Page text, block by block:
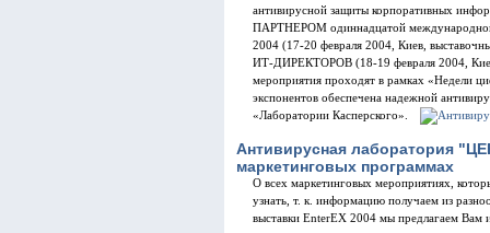
антивирусной защиты корпоративных
ПАРТНЕРОМ одиннадцатой
2004 (17-20 февраля 2004, Киев,
ИТ-ДИРЕКТОРОВ (18-19 февраля 2004,
мероприятия проходят в рамках «Недели
экспонентов обеспечена надежной
«Лаборатории Касперского».
Антивирусная лаборатория
маркетинговых программах
О всех маркетинговых мероприятиях,
узнать, т. к. информацию получаем из
выставки EnterEX 2004 мы предлагаем